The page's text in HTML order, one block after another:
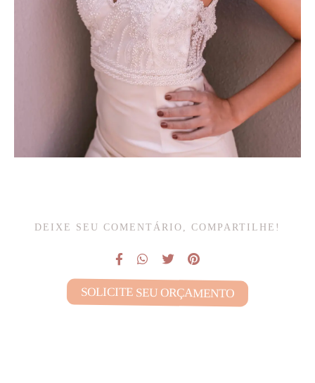
DEIXE SEU COMENTÁRIO, COMPARTILHE!
SOLICITE SEU ORÇAMENTO